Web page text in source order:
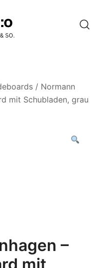
einer Website/ Normann
mit Schubladen, grau
–